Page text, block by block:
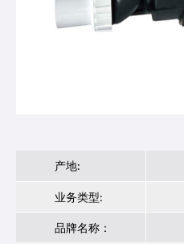
产地:
业务类型:
品牌名称：